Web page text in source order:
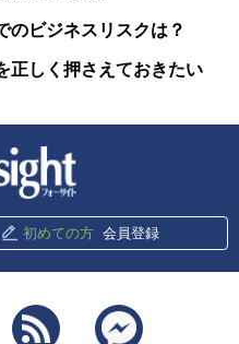
のビジネスリスクは？
正しく押さえておきたい
初めての方 会員登録
RSS